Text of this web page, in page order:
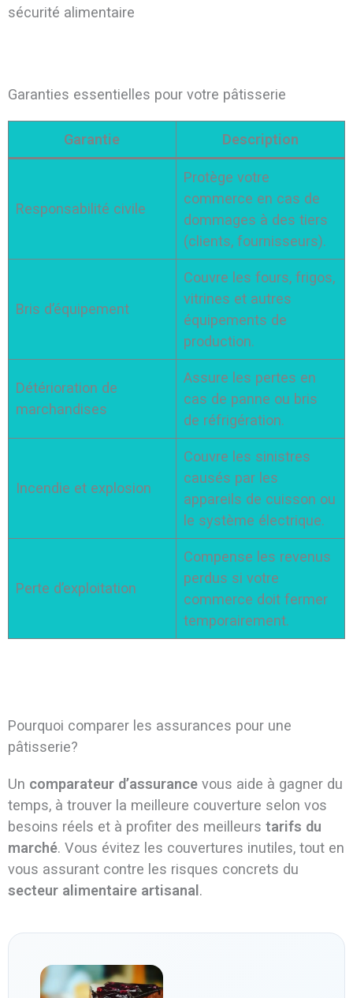
sécurité alimentaire
Garanties essentielles pour votre pâtisserie
Garantie Description
Responsabilité civile
Protège votre
commerce en cas de
dommages à des tiers
(clients, fournisseurs).
Bris d’équipement
Couvre les fours, frigos,
vitrines et autres
équipements de
production.
Détérioration de
marchandises
Assure les pertes en
cas de panne ou bris
de réfrigération.
Incendie et explosion
Couvre les sinistres
causés par les
appareils de cuisson ou
le système électrique.
Perte d’exploitation
Compense les revenus
perdus si votre
commerce doit fermer
temporairement.
Pourquoi comparer les assurances pour une
pâtisserie?
Un comparateur d’assurancevous aide à gagner du
temps, à trouver la meilleure couverture selon vos
besoins réels et à profiter des meilleurs tarifs du
marché. Vous évitez les couvertures inutiles, tout en
vous assurant contre les risques concrets du
secteur alimentaire artisanal.